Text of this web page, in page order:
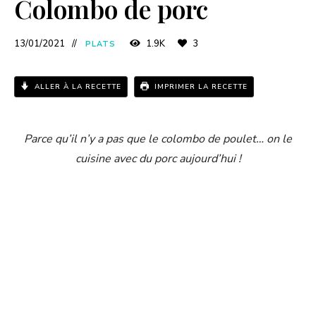
Colombo de porc
13/01/2021 PLATS 1.9K 3
ALLER À LA RECETTE IMPRIMER LA RECETTE
Parce qu’il n’y a pas que le colombo de poulet… on le
cuisine avec du porc aujourd’hui !